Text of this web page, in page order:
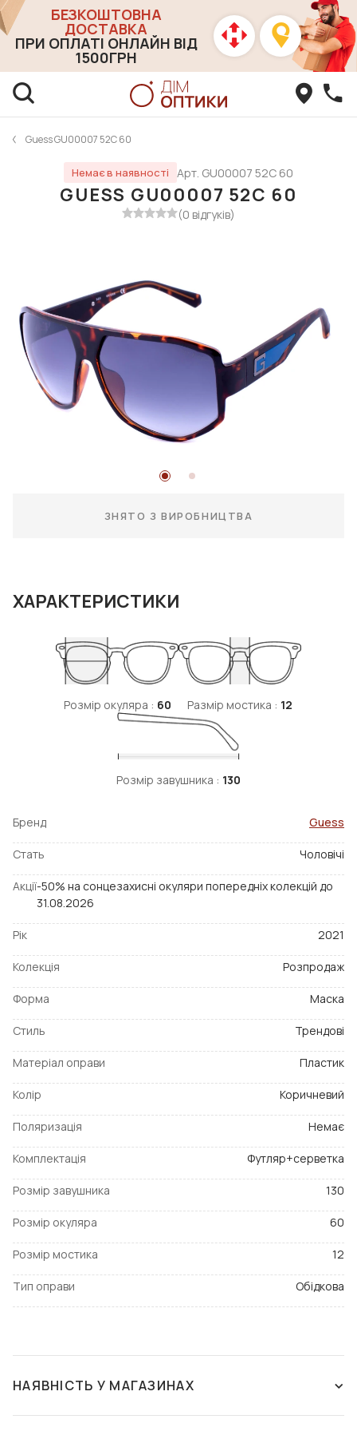
БЕЗКОШТОВНА
ДОСТАВКА
ПРИ ОПЛАТІ ОНЛАЙН ВІД
1500ГРН
Guess GU00007 52C 60
Немає в наявності Арт. GU00007 52C 60
GUESS GU00007 52C 60
(0 відгуків)
ЗНЯТО З ВИРОБНИЦТВА
ХАРАКТЕРИСТИКИ
Розмір окуляра : 60 Размір мостика : 12
Розмір завушника : 130
Бренд Guess
Стать Чоловічі
Акції-50% на сонцезахисні окуляри попередніх колекцій до
31.08.2026
Рік 2021
Колекція Розпродаж
Форма Маска
Стиль Трендові
Матеріал оправи Пластик
Колір Коричневий
Поляризація Немає
Комплектація Футляр+серветка
Розмір завушника 130
Розмір окуляра 60
Розмір мостика 12
Тип оправи Обідкова
НАЯВНІСТЬ У МАГАЗИНАХ